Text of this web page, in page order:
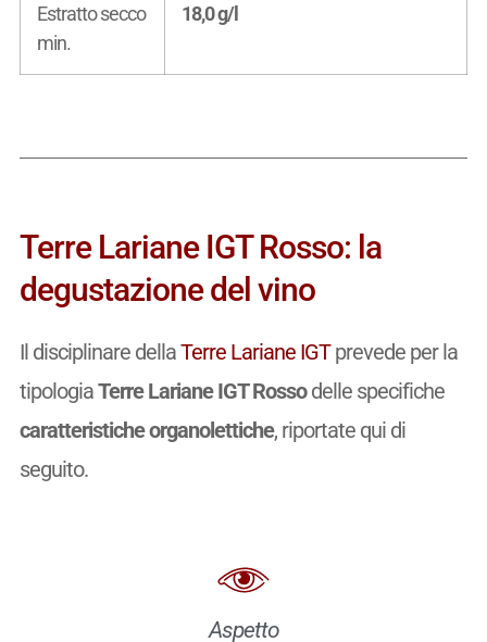
Estratto secco
min.
18,0 g/l
Terre Lariane IGT Rosso: la
degustazione del vino
Il disciplinare dellaTerre Lariane IGTprevede per la
tipologiaTerre Lariane IGT Rossodelle specifiche
caratteristiche organolettiche, riportate qui di
seguito.
Aspetto